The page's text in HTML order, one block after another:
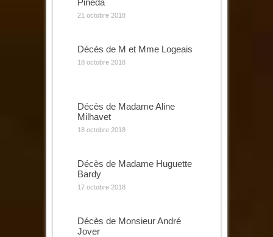
Pinéda
21 octobre 2018
Décès de M et Mme Logeais
18 octobre 2018
Décès de Madame Aline
Milhavet
18 octobre 2018
Décès de Madame Huguette
Bardy
17 octobre 2018
Décès de Monsieur André
Jover